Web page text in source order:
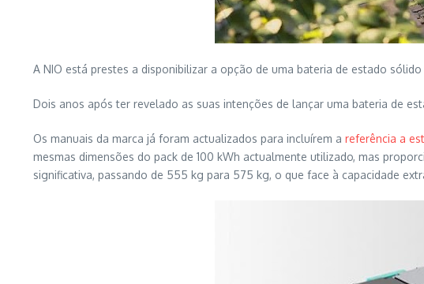
A NIO está prestes a disponibilizar a opção de uma bateria de estado
Dois anos após ter revelado as suas intenções de lançar uma bateria de
Os manuais da marca já foram actualizados para incluírem a referência a
mesmas dimensões do pack de 100 kWh actualmente utilizado, mas
significativa, passando de 555 kg para 575 kg, o que face à capacidade